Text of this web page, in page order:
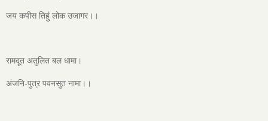
जय कपीस तिहुं लोक उजागर।।
रामदूत अतुलित बल धामा।
अंजनि-पुत्र पवनसुत नामा।।